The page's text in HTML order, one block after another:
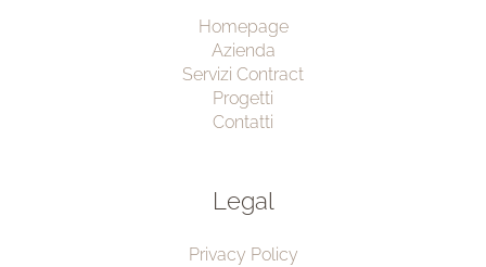
Homepage
Azienda
Servizi Contract
Progetti
Contatti
Legal
Privacy Policy